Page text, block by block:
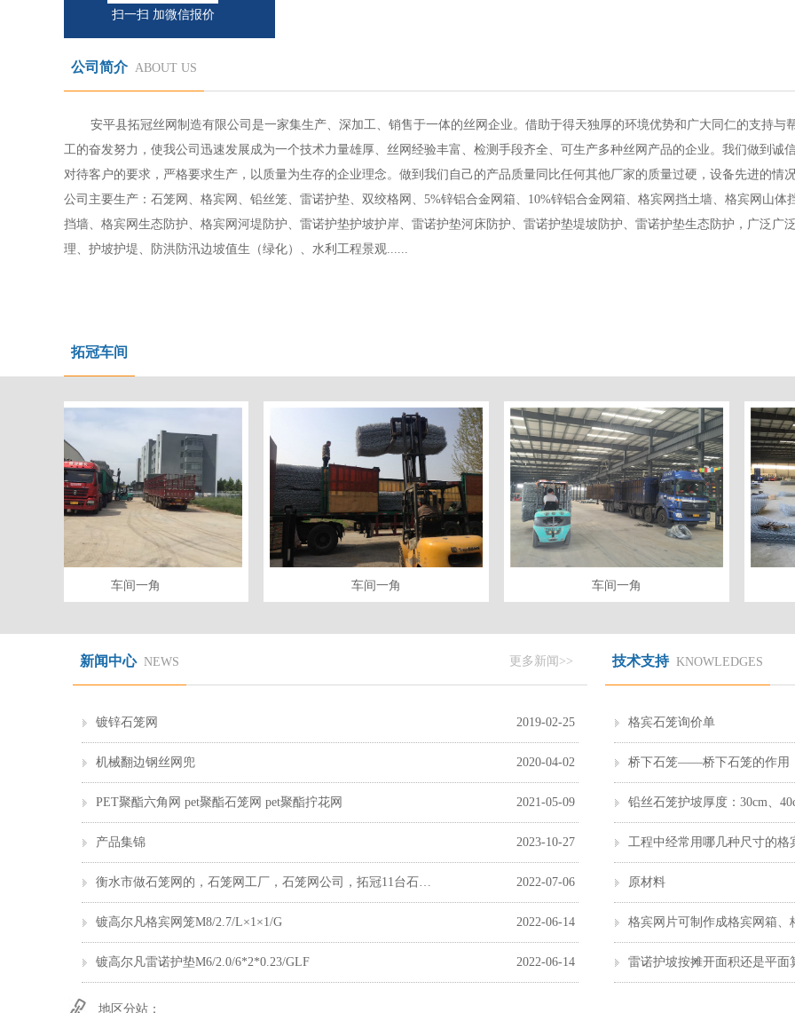
扫一扫 加微信报价
公司简介 ABOUT US
安平县拓冠丝网制造有限公司是一家集生产、深加工、销售于一体的丝网企业。借助于得天独厚的环境优势和广大同仁的支持与
工的奋发努力，使我公司迅速发展成为一个技术力量雄厚、丝网经验丰富、检测手段齐全、可生产多种丝网产品的企业。我们做到诚
对待客户的要求，严格要求生产，以质量为生存的企业理念。做到我们自己的产品质量同比任何其他厂家的质量过硬，设备先进的情
公司主要生产：石笼网、格宾网、铅丝笼、雷诺护垫、双绞格网、5%锌铝合金网箱、10%锌铝合金网箱、格宾网挡土墙、格宾网山体
挡墙、格宾网生态防护、格宾网河堤防护、雷诺护垫护坡护岸、雷诺护垫河床防护、雷诺护垫堤坡防护、雷诺护垫生态防护，广泛广
理、护坡护堤、防洪防汛边坡值生（绿化）、水利工程景观......
拓冠车间
车间一角 车间一角 车间一角
新闻中心 NEWS 更多新闻>>
2019-02-25 
镀锌石笼网
2020-04-02 
机械翻边钢丝网兜
2021-05-09 
PET聚酯六角网 pet聚酯石笼网 pet聚酯拧花网
2023-10-27 
产品集锦
2022-07-06 
衡水市做石笼网的，石笼网工厂，石笼网公司，拓冠11台石笼网生产机器
2022-06-14 
镀高尔凡格宾网笼M8/2.7/L×1×1/G
2022-06-14 
镀高尔凡雷诺护垫M6/2.0/6*2*0.23/GLF
技术支持 KNOWLEDGES
格宾石笼询价单
桥下石笼——桥下石笼的作用
铅丝石笼护坡厚度：30cm、
工程中经常用哪几种尺寸的格
原材料
雷诺护坡按摊开面积还是平面
地区分站：